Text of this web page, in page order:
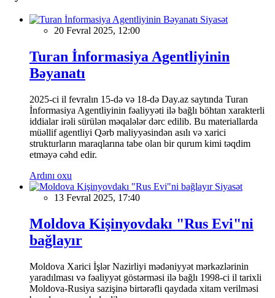
Siyasət
20 Fevral 2025, 12:00
Turan İnformasiya Agentliyinin
Bəyanatı
2025-ci il fevralın 15-də və 18-də Day.az saytında Turan
İnformasiya Agentliyinin fəaliyyəti ilə bağlı böhtan xarakterli
iddialar irəli sürülən məqalələr dərc edilib. Bu materiallarda
müəllif agentliyi Qərb maliyyəsindən asılı və xarici
strukturların maraqlarına tabe olan bir qurum kimi təqdim
etməyə cəhd edir.
Ardını oxu
Siyasət
13 Fevral 2025, 17:40
Moldova Kişinyovdakı "Rus Evi"ni
bağlayır
Moldova Xarici İşlər Nazirliyi mədəniyyət mərkəzlərinin
yaradılması və fəaliyyət göstərməsi ilə bağlı 1998-ci il tarixli
Moldova-Rusiya sazişinə birtərəfli qaydada xitam verilməsi